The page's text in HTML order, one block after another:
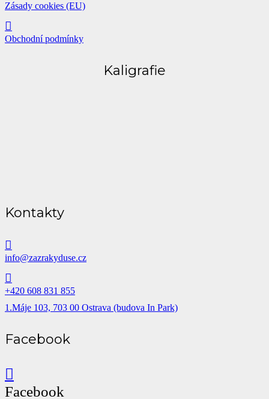
Zásady cookies (EU)
Obchodní podmínky
Kaligrafie
Kontakty
info@zazrakyduse.cz
+420 608 831 855
1.Máje 103, 703 00 Ostrava (budova In Park)
Facebook
Facebook